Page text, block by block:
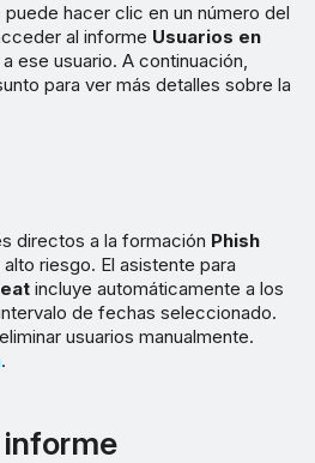
puede hacer clic en un número del
al informe Usuarios en
ese usuario. A continuación,
para ver más detalles sobre la
directos a la formación Phish
riesgo. El asistente para
incluye automáticamente a los
de fechas seleccionado.
usuarios manualmente.
.